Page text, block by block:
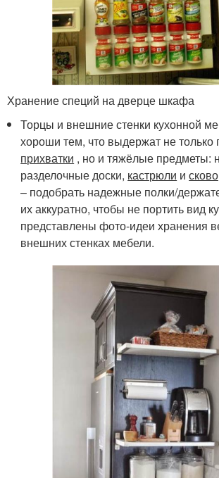
Хранение специй на дверце шкафа
Торцы и внешние стенки кухонной
хороши тем, что выдержат не только
прихватки , но и тяжёлые предметы:
разделочные доски, кастрюли и
– подобрать надежные полки/
их аккуратно, чтобы не портить вид
представлены фото-идеи хранения
внешних стенках мебели.